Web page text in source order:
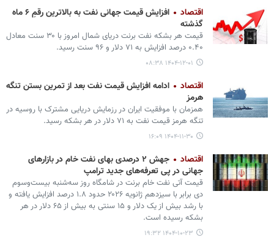
اقتصاد
افزایش قیمت جهانی نفت به بالاترین رقمِ ۶ ماه
گذشته
قیمت هر بشکه نفت برنت دریای شمال امروز با ۳۰ سنت معادل
۰.۴۰ درصد افزایش به ۷۱ دلار و ۹۶ سنت رسید.
۱۴۰۴-۱۲-۰۱ ۰۸:۳۸
اقتصاد
ادامه افزایش قیمت نفت بعد از تمرین بستن تنگه
هرمز
همزمان با موفقیت ایران در رزمایش دریایی مشترک با روسیه در
تنگه هرمز قیمت نفت به ۷۱ دلار در هر بشکه رسید.
۱۴۰۴-۱۱-۳۰ ۱۶:۰۹
اقتصاد
جهش ۲ درصدی بهای نفت خام در بازارهای
جهانی در پی تعرفه‌های جدید ترامپ
قیمت آتی نفت خام برنت در شامگاه روز سه‌شنبه بیست‌وسوم
دی برابر با سیزدهم ژانویه ۲۰۲۶ حدود ۱.۸ درصد افزایش یافته و
با رشد بیش از یک دلار و ۱۵ سنتی به بیش از ۶۵ دلار در هر
بشکه رسیده است.
۱۴۰۴-۱۰-۲۳ ۱۹:۳۲